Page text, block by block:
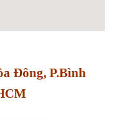
Đông, P.Bình